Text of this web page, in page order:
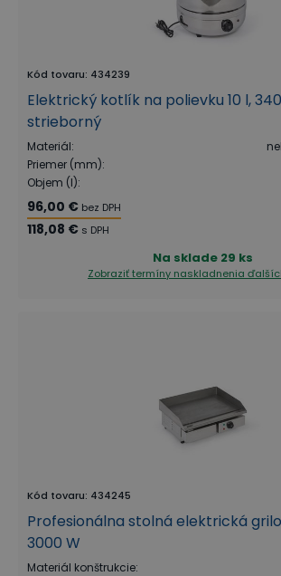
Kód tovaru: 434239
Elektrický kotlík na polievku 10 l,
strieborný
Materiál:
Priemer (mm):
Objem (l):
96,00 € bez DPH
118,08 € s DPH
Na sklade 29 ks
Zobraziť termíny naskladnenia
Kód tovaru: 434245
Profesionálna stolná elektrická
3000 W
Materiál konštrukcie: